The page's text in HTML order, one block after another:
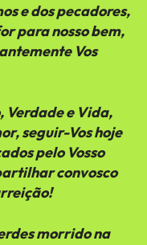
e dos pecadores,
para nosso bem,
Vos
Verdade e Vida,
seguir-Vos hoje
pelo Vosso
convosco
morrido na